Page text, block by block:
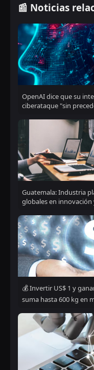
📰 Noticias
OpenAI dice que su
ciberataque "sin
Guatemala: Industria
globales en
💰 Invertir US$ 1 y
suma hasta 600 kg en